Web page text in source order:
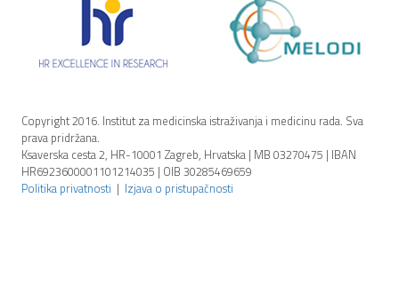
Copyright 2016. Institut za medicinska istraživanja i medicinu rada. Sva
prava pridržana.
Ksaverska cesta 2, HR-10001 Zagreb, Hrvatska | MB 03270475 | IBAN
HR6923600001101214035 | OIB 30285469659
Politika privatnosti | Izjava o pristupačnosti